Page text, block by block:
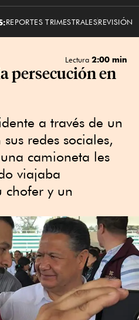
REPORTES TRIMESTRALESREVISIÓN
Lectura 2:00 min
persecución en
a través de un
redes sociales,
camioneta les
viajaba
chofer y un